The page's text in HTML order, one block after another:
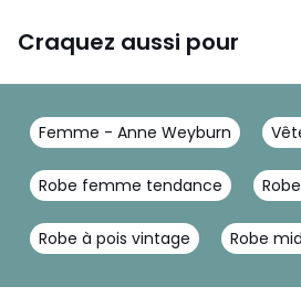
Craquez aussi pour
Femme - Anne Weyburn
Robe femme tendance
Robe à pois vintage Robe